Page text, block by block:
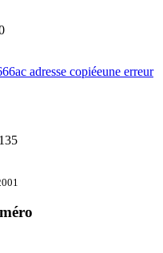
adresse copiéeune erreur